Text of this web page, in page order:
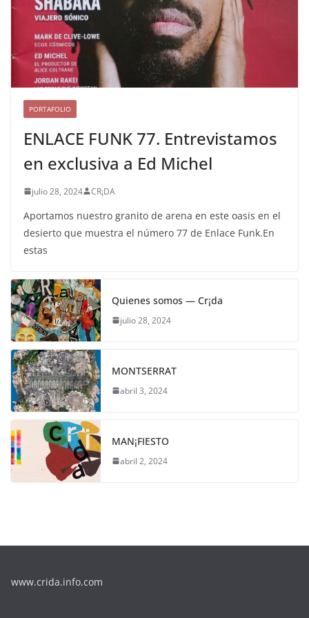
PORTAFOLIO
ENLACE FUNK 77. Entrevistamos
en exclusiva a Ed Michel
julio 28, 2024 CR¡DA
Aportamos nuestro granito de arena en este oasis en el
desierto que muestra el número 77 de Enlace Funk.En
estas
Quienes somos — Cr¡da
julio 28, 2024
MONTSERRAT
abril 3, 2024
MAN¡FIESTO
abril 2, 2024
www.crida.info.com